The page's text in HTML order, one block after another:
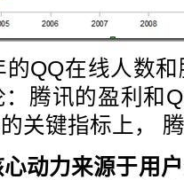
在线人数和
腾讯的盈利和
关键指标上，
动力来源于用